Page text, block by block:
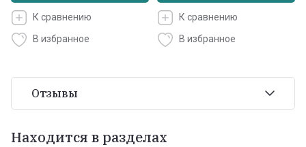
К сравнению
В избранное
К сравнению
В избранное
Отзывы
Находится в разделах